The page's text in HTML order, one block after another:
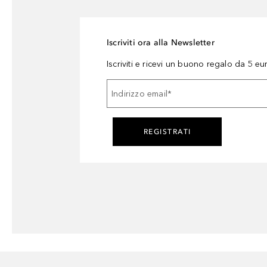
Iscriviti ora alla Newsletter
Iscriviti e ricevi un buono regalo da 5
Indirizzo email *
REGISTRATI